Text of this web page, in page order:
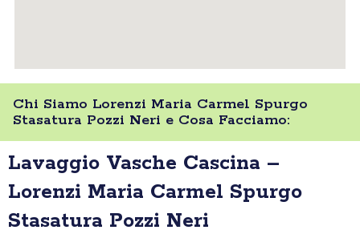
Chi Siamo Lorenzi Maria Carmel Spurgo
Stasatura Pozzi Neri e Cosa Facciamo:
Lavaggio Vasche Cascina –
Lorenzi Maria Carmel Spurgo
Stasatura Pozzi Neri